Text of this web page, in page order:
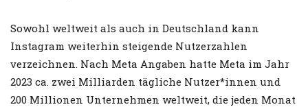
Sowohl weltweit als auch in Deutschland kann
Instagram weiterhin steigende Nutzerzahlen
verzeichnen. Nach Meta Angaben hatte Meta im Jahr
2023 ca. zwei Milliarden tägliche Nutzer*innen und
200 Millionen Unternehmen weltweit, die jeden Monat